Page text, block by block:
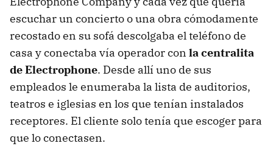
escuchar un concierto o una obra cómodamente
recostado en su sofá descolgaba el teléfono de
casa y conectaba vía operador con la centralita
de Electrophone. Desde allí uno de sus
empleados le enumeraba la lista de auditorios,
teatros e iglesias en los que tenían instalados
receptores. El cliente solo tenía que escoger para
que lo conectasen.